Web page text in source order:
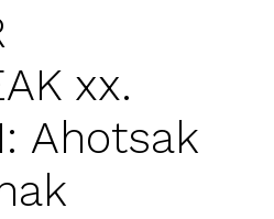
xx.
Ahotsak